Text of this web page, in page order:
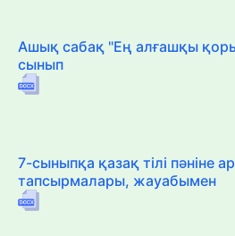
Ашық сабақ "Ең алғашқы
сынып
7-сыныпқа қазақ тілі пәніне
тапсырмалары, жауабымен